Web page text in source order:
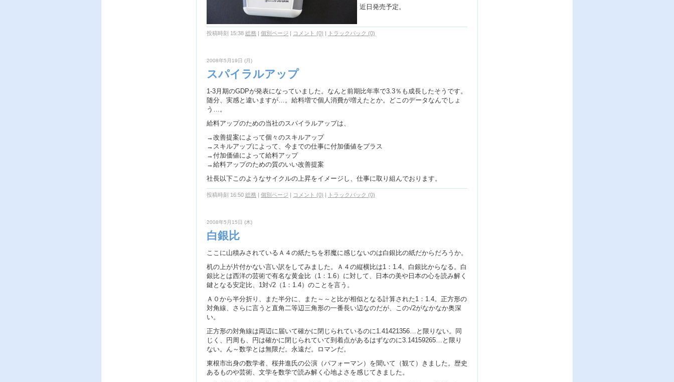
近日発売予定。
投稿時刻 15:38 総務 | 個別ページ | コメント (0) | トラックバック (0)
2008年5月19日 (月)
スパイラルアップ
1-3月期のGDPが発表になっていました。なんと前期比年率で3.3％も成長したそうです。
随分、実感と違いますが…。給料増で個人消費が増えたとか。どこのデータなんでしょ
う…。
給料アップのための当社のスパイラルアップは、
→改善提案によって個々のスキルアップ
→スキルアップによって、今までの仕事に付加価値をプラス
→付加価値によって給料アップ
→給料アップのための質のいい改善提案
社長以下このようなサイクルの上昇をイメージし、仕事に取り組んでおります。
投稿時刻 16:50 総務 | 個別ページ | コメント (0) | トラックバック (0)
2008年5月15日 (木)
白銀比
ここに山積みされているＡ４の紙たちを邪魔に感じないのは白銀比の紙だからだろうか。
机の上が片付かない言い訳をしてみました。Ａ４の縦横比は1：1.4、白銀比からなる。白
銀比とは西洋の芸術で有名な黄金比（1：1.6）に対して、日本の美や日本の心を読み解く
鍵となる安定比、1対√2（1：1.4）のことを言う。
Ａ０から半分折り、また半分に、また～～と比が相似となる計算された1：1.4。正方形の
対角線、さらに言うと直角二等辺三角形の一番長い辺なのだが、この√2がなかなか奥深
い。
正方形の対角線は両辺に届いて確かに閉じられているのに1.41421356…と限りない。同
じく、円周も、円は確かに閉じられていて到着点があるはずなのに3.14159265…と限り
ない。ん～数学とは無限だ。永遠だ。ロマンだ。
東根市出身の数学者、桜井進氏の公演（パフォーマン）を聞いて（観て）きました。歴史
あるものや芸術、文学を数学で読み解く心地よさを感じてきました。